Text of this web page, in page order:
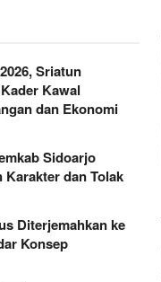
Sriatun
Kawal
dan Ekonomi
Sidoarjo
Karakter dan Tolak
Diterjemahkan ke
Konsep